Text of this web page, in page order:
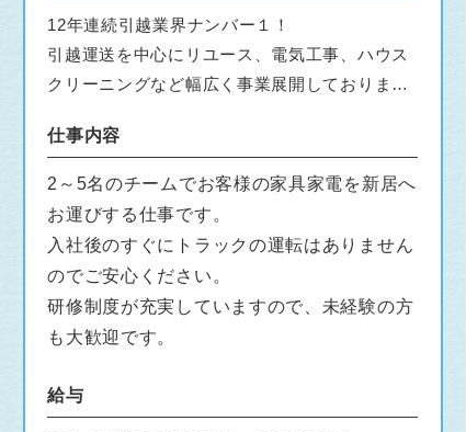
12年連続引越業界ナンバー１！
引越運送を中心にリユース、電気工事、ハウス
クリーニングなど幅広く事業展開しておりま
仕事内容
2～5名のチームでお客様の家具家電を新居へ
お運びする仕事です。
入社後のすぐにトラックの運転はありません
のでご安心ください。
研修制度が充実していますので、未経験の方
も大歓迎です。
給与